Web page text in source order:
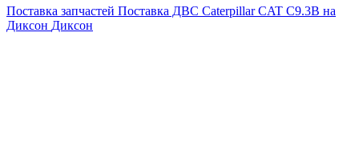
Поставка запчастей Поставка ДВС Caterpillar CAT C9.3B на
Диксон Диксон